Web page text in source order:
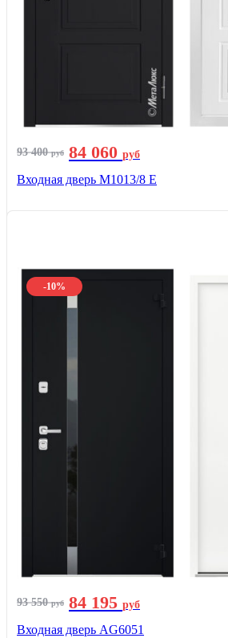
93 400руб 84 060 руб
Входная дверь М1013/8 E
-10%
93 550руб 84 195 руб
Входная дверь AG6051